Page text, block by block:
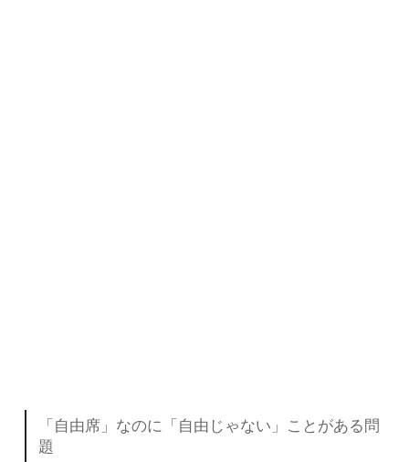
「自由席」なのに「自由じゃない」ことがある問
題